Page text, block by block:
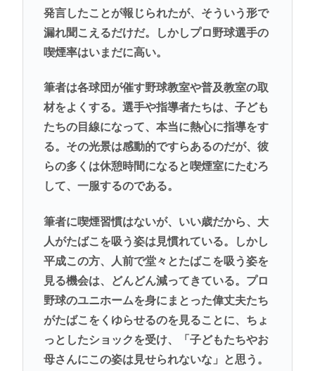
発言したことが報じられたが、そういう形で
漏れ聞こえるだけだ。しかしプロ野球選手の
喫煙率はいまだに高い。
筆者は各球団が催す野球教室や普及教室の取
材をよくする。選手や指導者たちは、子ども
たちの目線になって、本当に熱心に指導をす
る。その光景は感動的ですらあるのだが、彼
らの多くは休憩時間になると喫煙室にたむろ
して、一服するのである。
筆者に喫煙習慣はないが、いい歳だから、大
人がたばこを吸う姿は見慣れている。しかし
平成この方、人前で堂々とたばこを吸う姿を
見る機会は、どんどん減ってきている。プロ
野球のユニホームを身にまとった偉丈夫たち
がたばこをくゆらせるのを見ることに、ちょ
っとしたショックを受け、「子どもたちやお
母さんにこの姿は見せられないな」と思う。